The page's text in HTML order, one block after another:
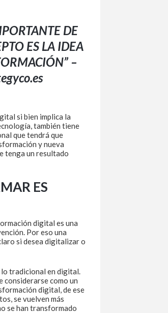
DE
ES LA IDEA
–
si bien implica la
también tiene
que tendrá que
y nueva
tenga un resultado
ES
digital es una
Por eso una
si desea digitalizar o
tradicional en digital.
considerarse como un
digital, de ese
se vuelven más
se han transformado